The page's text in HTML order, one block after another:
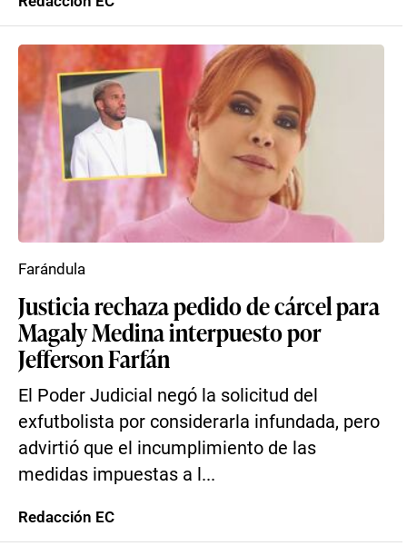
Justicia rechaza pedido de cárcel para
Magaly Medina interpuesto por
Jefferson Farfán
El Poder Judicial negó la solicitud del
exfutbolista por considerarla infundada, pero
advirtió que el incumplimiento de las
medidas impuestas a l...
Farándula
Redacción EC